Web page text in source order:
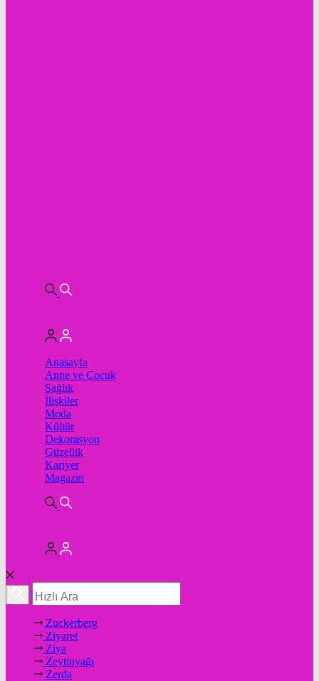
Anasayfa
Anne ve Çocuk
Sağlık
İlişkiler
Moda
Kültür
Dekorasyon
Güzellik
Kariyer
Magazin
Zuckerberg
Ziyaret
Ziya
Zeytinyağı
Zerda